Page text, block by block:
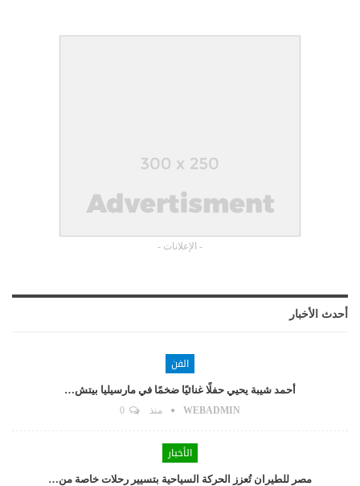
- الإعلانات -
أحدث الأخبار
الفن
أحمد شيبة يحيي حفلًا غنائيًا ضخمًا في مارسيليا بيتش…
WEBADMIN منذ
الأخبار
مصر للطيران تُعزز الحركة السياحية بتسيير رحلات خاصة من…